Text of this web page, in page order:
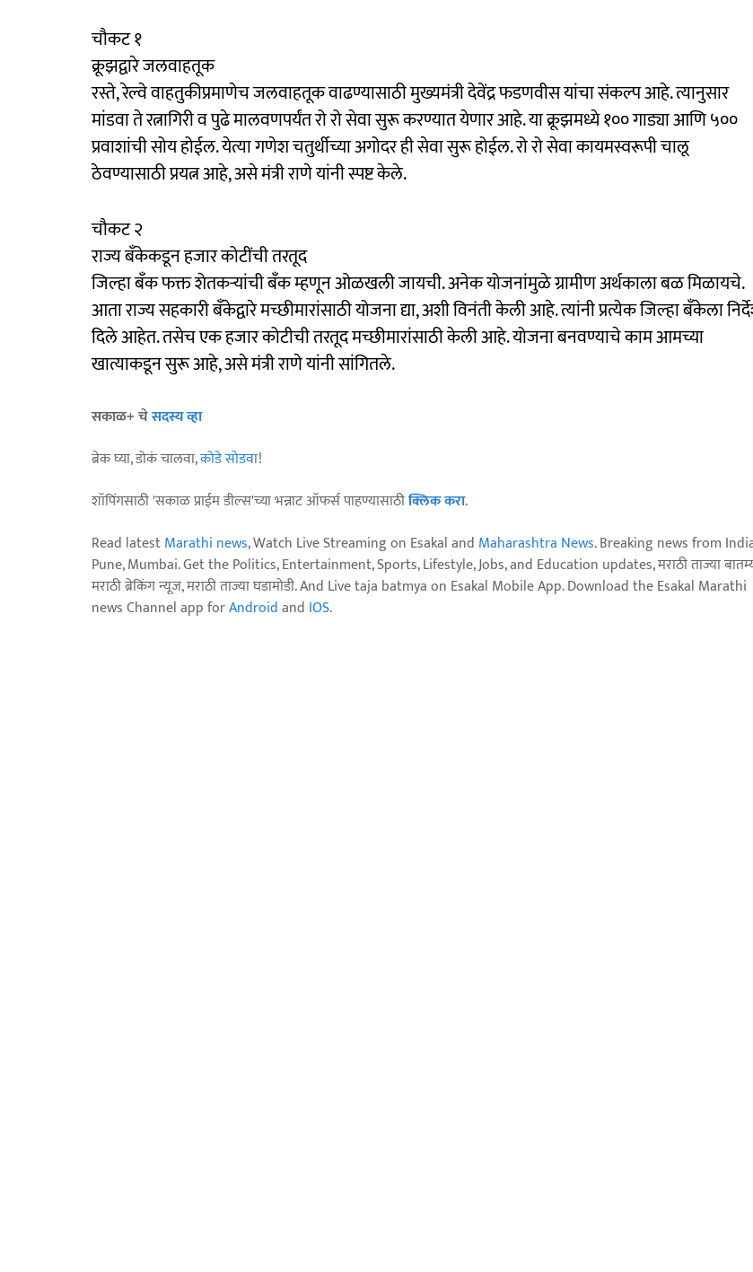
चौकट १
क्रूझद्वारे जलवाहतूक
रस्ते, रेल्वे वाहतुकीप्रमाणेच जलवाहतूक वाढण्यासाठी मुख्यमंत्री देवेंद्र फडणवीस यांचा संकल्प आहे. त्यानुसार
मांडवा ते रत्नागिरी व पुढे मालवणपर्यंत रो रो सेवा सुरू करण्यात येणार आहे. या क्रूझमध्ये १०० गाड्या आणि ५००
प्रवाशांची सोय होईल. येत्या गणेश चतुर्थीच्या अगोदर ही सेवा सुरू होईल. रो रो सेवा कायमस्वरूपी चालू
ठेवण्यासाठी प्रयत्न आहे, असे मंत्री राणे यांनी स्पष्ट केले.
चौकट २
राज्य बॅंकेकडून हजार कोटींची तरतूद
जिल्हा बॅंक फक्त शेतकऱ्यांची बॅंक म्हणून ओळखली जायची. अनेक योजनांमुळे ग्रामीण अर्थकाला बळ मिळायचे.
आता राज्य सहकारी बॅंकेद्वारे मच्छीमारांसाठी योजना द्या, अशी विनंती केली आहे. त्यांनी प्रत्येक जिल्हा बॅंकेला
दिले आहेत. तसेच एक हजार कोटीची तरतूद मच्छीमारांसाठी केली आहे. योजना बनवण्याचे काम आमच्या
खात्याकडून सुरू आहे, असे मंत्री राणे यांनी सांगितले.
सकाळ+ चेसदस्य व्हा
ब्रेक घ्या, डोकं चालवा,कोडे सोडवा!
शॉपिंगसाठी 'सकाळ प्राईम डील्स'च्या भन्नाट ऑफर्स पाहण्यासाठीक्लिक करा.
Read latestMarathi news, Watch Live Streaming on Esakal and Maharashtra News. Breaking news from
Pune, Mumbai. Get the Politics, Entertainment, Sports, Lifestyle, Jobs, and Education updates, मराठी ताज्या
मराठी ब्रेकिंग न्यूज, मराठी ताज्या घडामोडी. And Live taja batmya on Esakal Mobile App. Download the Esakal Marathi
news Channel app forAndroidand IOS.